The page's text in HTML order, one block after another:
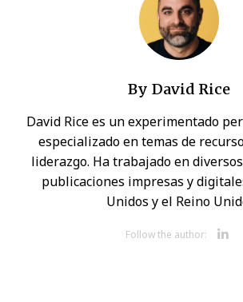
By David Rice
David Rice es un experimentado
especializado en temas de
liderazgo. Ha trabajado en
publicaciones impresas y
Unidos y el Reino
Follow the author: